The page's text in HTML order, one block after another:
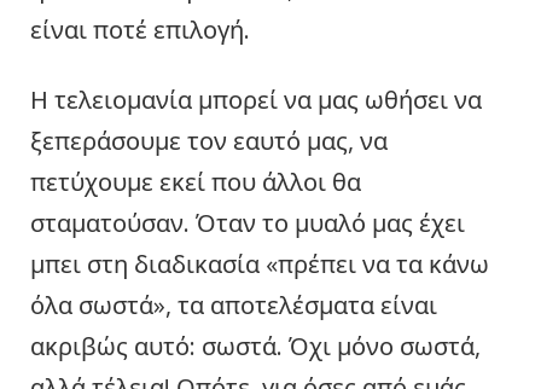
είναι ποτέ επιλογή.
Η τελειομανία μπορεί να μας ωθήσει να
ξεπεράσουμε τον εαυτό μας, να
πετύχουμε εκεί που άλλοι θα
σταματούσαν. Όταν το μυαλό μας έχει
μπει στη διαδικασία «πρέπει να τα κάνω
όλα σωστά», τα αποτελέσματα είναι
ακριβώς αυτό: σωστά. Όχι μόνο σωστά,